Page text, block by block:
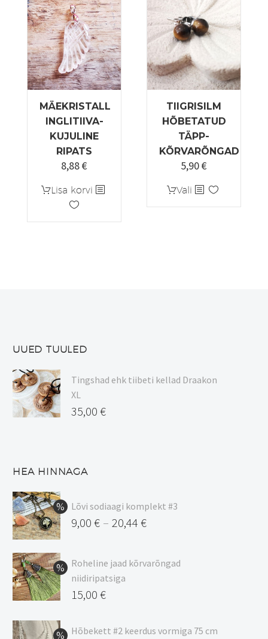
MÄEKRISTALL
INGLITIIVA-
KUJULINE
RIPATS
8,88€
Lisa korvi
TIIGRISILM
HÕBETATUD
TÄPP-
KÕRVARÕNGAD
5,90€
Vali Sellel
tootel
UUED TUULED
Tingshad ehk tiibeti kellad Draakon
XL
35,00 €
HEA HINNAGA
Lõvi sodiaagi komplekt #3
9,00 € – 20,44 €
9,00 €
kuni
20,44 €
Roheline jaad kõrvarõngad
niidiripatsiga
Algne
oli:
15,00 €
hind
Hõbekett #2 keerdus vormiga 75 cm